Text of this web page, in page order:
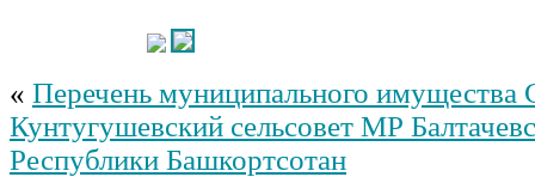
« Перечень муниципального имущества
Кунтугушевский сельсовет МР
Республики Башкортсотан